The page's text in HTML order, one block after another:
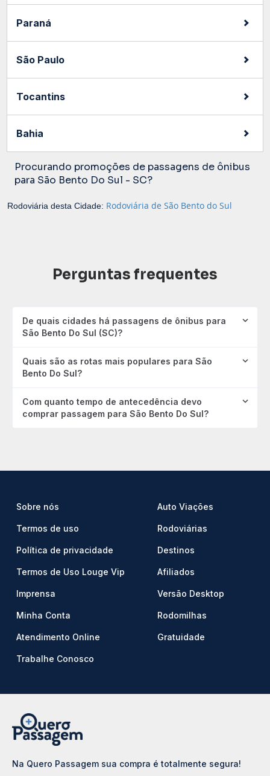
Paraná
São Paulo
Tocantins
Bahia
Procurando promoções de passagens de ônibus
para São Bento Do Sul - SC?
Rodoviária desta Cidade: Rodoviária de São Bento do Sul
Perguntas frequentes
De quais cidades há passagens de ônibus para
São Bento Do Sul (SC)?
Quais são as rotas mais populares para São
Bento Do Sul?
Com quanto tempo de antecedência devo
comprar passagem para São Bento Do Sul?
Sobre nós
Termos de uso
Política de privacidade
Termos de Uso Louge Vip
Imprensa
Minha Conta
Atendimento Online
Trabalhe Conosco
Auto Viações
Rodoviárias
Destinos
Afiliados
Versão Desktop
Rodomilhas
Gratuidade
Na Quero Passagem sua compra é totalmente segura!